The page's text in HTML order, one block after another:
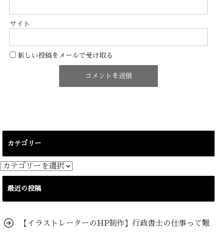
サイト
新しい投稿をメールで受け取る
カテゴリー
カ
テ
最近の投稿
【イラストレーターのHP制作】行政書士の仕事って難